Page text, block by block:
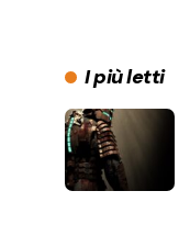
I più letti